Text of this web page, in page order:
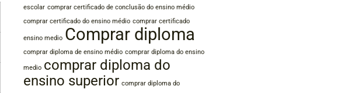
escolar comprar certificado de conclusão do ensino médio
comprar certificado do ensino médio comprar certificado
ensino medio Comprar diploma
comprar diploma de ensino médio comprar diploma do ensino
medio comprar diploma do
ensino superior comprar diploma do